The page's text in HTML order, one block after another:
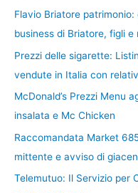
Flavio Briatore
business di Briatore, figli
Prezzi delle sigarette:
vendute in Italia con
McDonald’s Prezzi Menu
insalata e Mc Chicken
Raccomandata Market
mittente e avviso di
Telemutuo: Il Servizio per